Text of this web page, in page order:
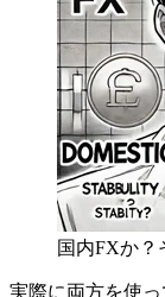
国内FXか？
実際に両方を使